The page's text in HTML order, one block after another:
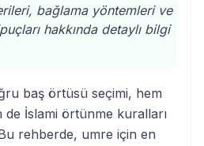
bağlama yöntemleri ve
hakkında detaylı bilgi
baş örtüsü seçimi, hem
de İslami örtünme kuralları
rehberde, umre için en